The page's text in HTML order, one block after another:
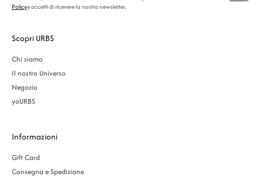
Policye accetti di ricevere la nostra newsletter.
Scopri URBS
Chi siamo
Il nostro Universo
Negozio
yoURBS
Informazioni
Gift Card
Consegna e Spedizione